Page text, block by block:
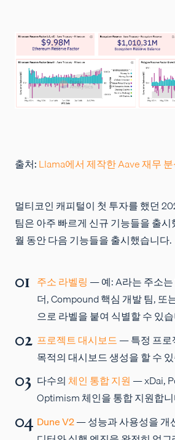
출처:Llama에서 제작한 Aave 재무
멀티코인 캐피털이 첫 투자를 했던
팀은 아주 빠르게 신규 기능들을 출시
월 동안 다음 기능들을 출시했습니다.
주소 라벨링 — 예: A라는 주소는
더, Compound 핵심 개발 팀, 또
으로 라벨을 붙여 식별할 수 있
프로젝트 대시보드— 특정 프로
목적의 대시보드 생성을 할 수
다수의체인 통합 지원 — xDai,
Optimism 체인을 통합 지원합
Dune V2— 성능과 사용성을 개